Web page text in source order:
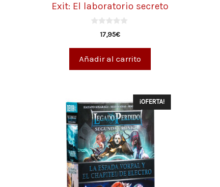
Exit: El laboratorio secreto
17,95€
Añadir al carrito
¡OFERTA!